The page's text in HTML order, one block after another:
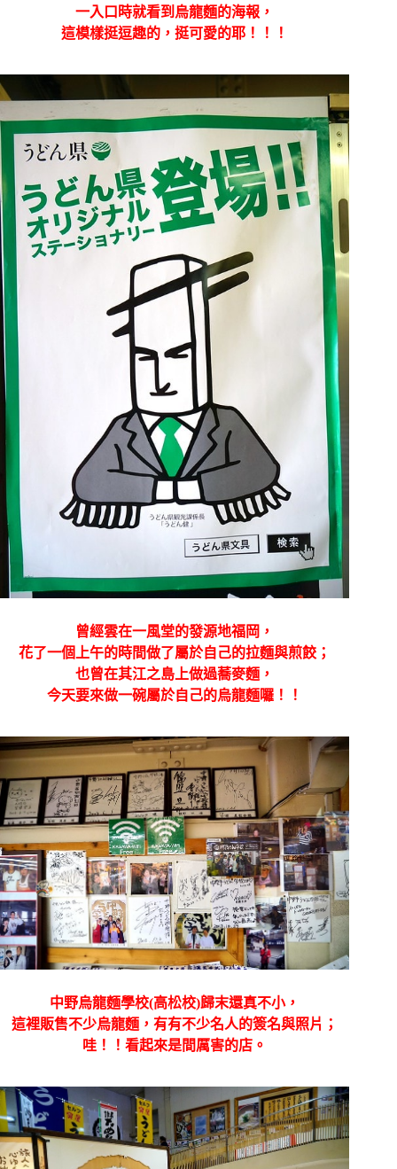
一入口時就看到烏龍麵的海報，
這模樣挺逗趣的，挺可愛的耶！！！
曾經雲在一風堂的發源地福岡，
花了一個上午的時間做了屬於自己的拉麵與煎餃；
也曾在其江之島上做過蕎麥麵，
今天要來做一碗屬於自己的烏龍麵囉！！
中野烏龍麵學校(高松校)歸末還真不小，
這裡販售不少烏龍麵，有有不少名人的簽名與照片；
哇！！看起來是間厲害的店。